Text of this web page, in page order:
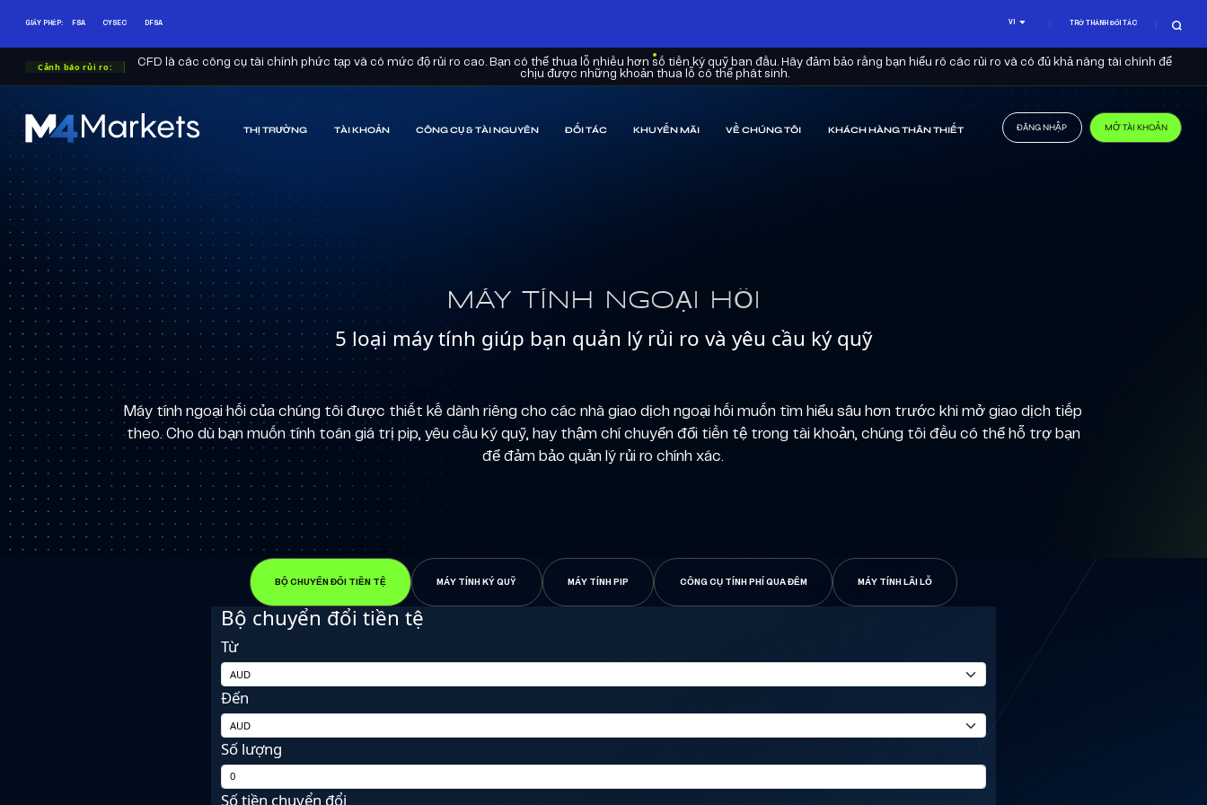
GIẤY PHÉP: FSA CYSEC DFSA VI TRỞ THÀNH ĐỐI TÁC
Cảnh báo rủi ro:
CFD là các công cụ tài chính phức tạp và có mức độ rủi ro cao. Bạn có thể thua lỗ nhiều hơn số tiền ký quỹ ban đầu. Hãy đảm bảo rằng bạn hiểu rõ các rủi ro và có đủ khả năng tài chính để
chịu được những khoản thua lỗ có thể phát sinh.
M4Markets
CFD
Trading
Regulated
Broker
THỊ TRƯỜNG TÀI KHOẢN CÔNG CỤ & TÀI NGUYÊN ĐỐI TÁC KHUYẾN MÃI VỀ CHÚNG TÔI KHÁCH HÀNG THÂN THIẾT ĐĂNG NHẬP MỞ TÀI KHOẢN
MÁY TÍNH NGOẠI HỐI
5 loại máy tính giúp bạn quản lý rủi ro và yêu cầu ký quỹ
Máy tính ngoại hối của chúng tôi được thiết kế dành riêng cho các nhà giao dịch ngoại hối muốn tìm hiểu sâu hơn trước khi mở giao dịch tiếp
theo. Cho dù bạn muốn tính toán giá trị pip, yêu cầu ký quỹ, hay thậm chí chuyển đổi tiền tệ trong tài khoản, chúng tôi đều có thể hỗ trợ bạn
để đảm bảo quản lý rủi ro chính xác.
BỘ CHUYỂN ĐỔI TIỀN TỆ MÁY TÍNH KÝ QUỸ MÁY TÍNH PIP CÔNG CỤ TÍNH PHÍ QUA ĐÊM MÁY TÍNH LÃI LỖ
Bộ chuyển đổi tiền tệ
Từ
Đến
Số lượng
Số tiền chuyển đổi